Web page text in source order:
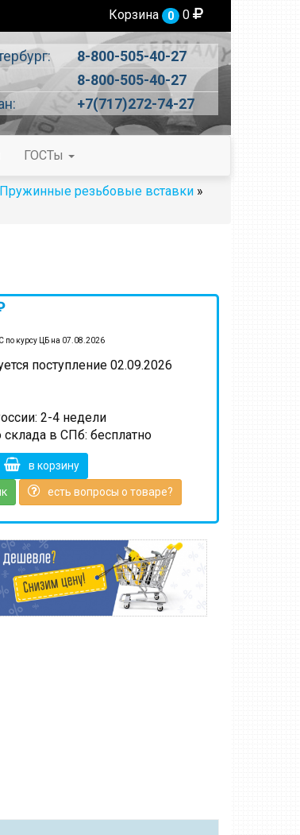
Корзина 0 0
8-800-505-40-27
8-800-505-40-27
+7(717)272-74-27
ГОСТы
Пружинные резьбовые вставки »
по курсу ЦБ на 07.08.2026
поступление 02.09.2026
2-4 недели
в СПб: бесплатно
в корзину
есть вопросы о товаре?